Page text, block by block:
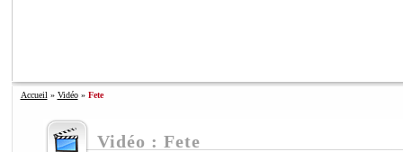
Accueil » Vidéo» Fete
Vidéo : Fete